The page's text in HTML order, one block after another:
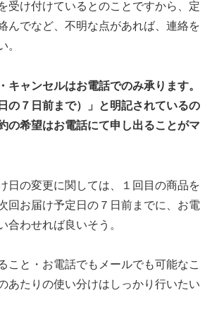
受け付けているとのことですから、定
んでなど、不明な点があれば、連絡を
。
キャンセルはお電話でのみ承ります。
の７日前まで）」と明記されているの
の希望はお電話にて申し出ることがマ
日の変更に関しては、１回目の商品を
回お届け予定日の７日前までに、お電
合わせれば良いそう。
こと・お電話でもメールでも可能なこ
あたりの使い分けはしっかり行いたい